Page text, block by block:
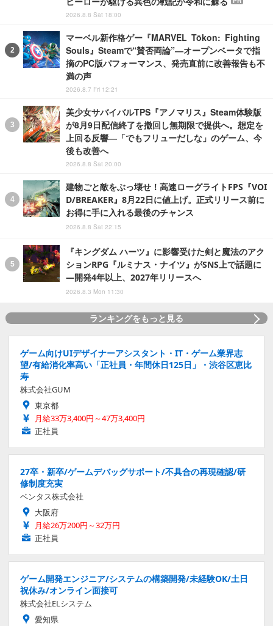
2026.8.8 Sat 18:00
マーベル新作格ゲー『MARVEL Tōkon: Fighting
Souls』Steamで“賛否両論”―オープンベータで指
摘のPC版パフォーマンス、発売直前に改善報告も不
満の声
2026.8.7 Fri 12:21
美少女サバイバルTPS『アノマリス』Steam体験版
が8月9日配信終了を撤回し無期限で提供へ。想定を
上回る反響―「でもフリューだしな」のゲーム、今
後も改善へ
2026.8.8 Sat 20:00
建物ごと敵をぶっ壊せ！高速ローグライトFPS『VOI
D/BREAKER』8月22日に値上げ。正式リリース前に
お得に手に入れる最後のチャンス
2026.8.8 Sat 22:15
『キングダム ハーツ』に影響受けた剣と魔法のアク
ションRPG『ルミナス・ナイツ』がSNS上で話題に
―開発4年以上、2027年リリースへ
2026.8.3 Mon 11:30
ランキングをもっと見る
ゲーム向けUIデザイナーアシスタント・IT・ゲーム業界志
望/有給消化率高い「正社員・年間休日125日」・渋谷区恵比
寿
株式会社GUM
東京都
月給33万3,400円～47万3,400円
正社員
27卒・新卒/ゲームデバッグサポート/不具合の再現確認/研
修制度充実
ベンタス株式会社
大阪府
月給26万200円～32万円
正社員
ゲーム開発エンジニア/システムの構築開発/未経験OK/土日
祝休み/オンライン面接可
株式会社ELシステム
愛知県